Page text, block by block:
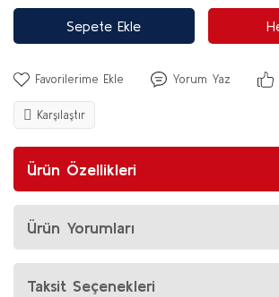
Sepete Ekle
Yorum Yaz
Karşılaştır
Ürün Özellikleri
Ürün Yorumları
Taksit Seçenekleri